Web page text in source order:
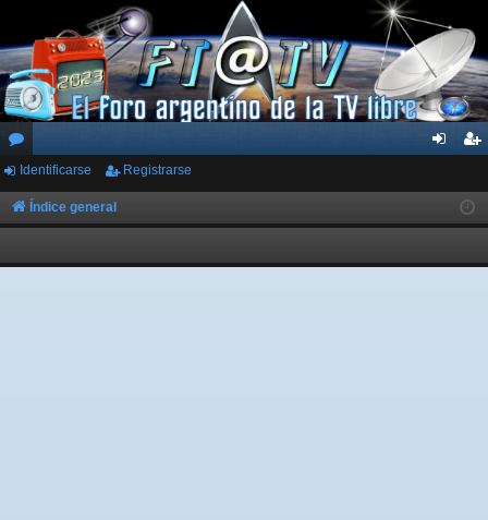
or
os
ar
ist
rs
Identificarse Registrarse
Índice general